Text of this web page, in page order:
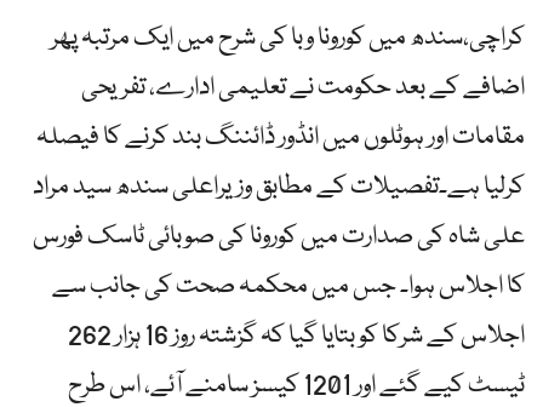
کراچی،سندھ میں کورونا وبا کی شرح میں ایک مرتبہ پھر
اضافے کے بعد حکومت نے تعلیمی ادارے، تفریحی
مقامات اور ہوٹلوں میں انڈور ڈائننگ بند کرنے کا فیصلہ
کرلیا ہے۔تفصیلات کے مطابق وزیراعلی سندھ سید مراد
علی شاہ کی صدارت میں کورونا کی صوبائی ٹاسک فورس
کا اجلاس ہوا۔ جس میں محکمہ صحت کی جانب سے
اجلاس کے شرکا کو بتایا گیا کہ گزشتہ روز 16 ہزار 262
ٹیسٹ کیے گئے اور 1201 کیسز سامنے آئے، اس طرح